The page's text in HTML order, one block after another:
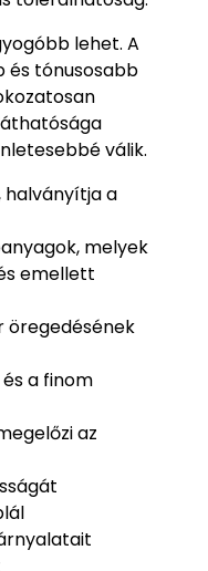
lehet. A
és tónusosabb
válik.
a
melyek
emellett
a finom
az